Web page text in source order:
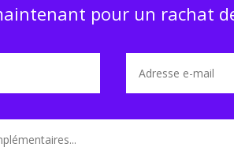
pour un rachat